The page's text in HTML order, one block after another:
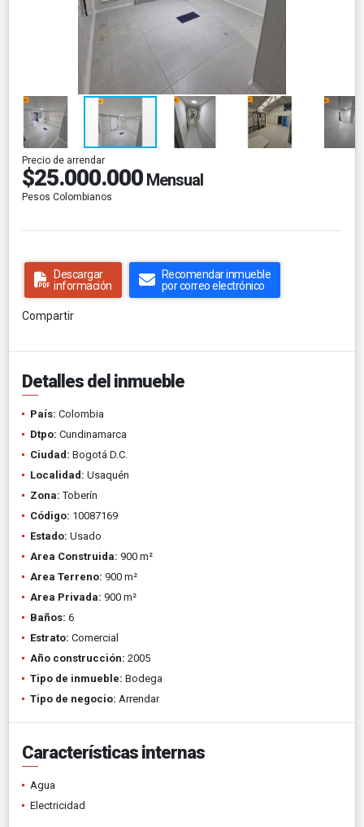
Precio de arrendar
$25.000.000 Mensual
Pesos Colombianos
Descargar
información
Recomendar inmueble
por correo electrónico
Compartir
Detalles del inmueble
País: Colombia
Dtpo: Cundinamarca
Ciudad: Bogotá D.C.
Localidad: Usaquén
Zona: Toberín
Código: 10087169
Estado: Usado
Area Construida: 900 m²
Area Terreno: 900 m²
Area Privada: 900 m²
Baños: 6
Estrato: Comercial
Año construcción: 2005
Tipo de inmueble: Bodega
Tipo de negocio: Arrendar
Características internas
Agua
Electricidad